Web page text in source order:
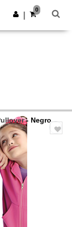
Descargar app
0
- Negro